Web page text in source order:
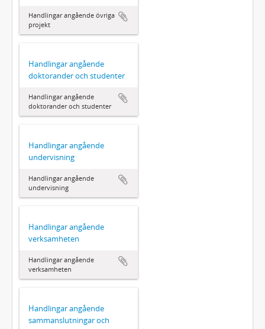
Handlingar angående övriga
projekt
Handlingar angående
doktorander och studenter
Handlingar angående
doktorander och studenter
Handlingar angående
undervisning
Handlingar angående
undervisning
Handlingar angående
verksamheten
Handlingar angående
verksamheten
Handlingar angående
sammanslutningar och